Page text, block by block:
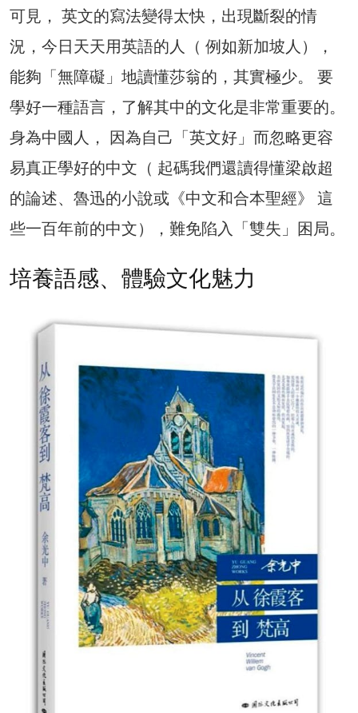
可見， 英文的寫法變得太快，出現斷裂的情
況，今日天天用英語的人（ 例如新加坡人），
能夠「無障礙」地讀懂莎翁的，其實極少。 要
學好一種語言，了解其中的文化是非常重要的。
身為中國人， 因為自己「英文好」而忽略更容
易真正學好的中文（ 起碼我們還讀得懂梁啟超
的論述、魯迅的小說或《中文和合本聖經》 這
些一百年前的中文），難免陷入「雙失」困局。
培養語感、體驗文化魅力